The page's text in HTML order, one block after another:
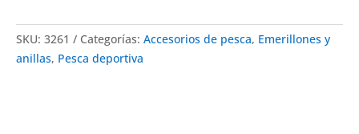
SKU: 3261 Categorías: Accesorios de pesca, Emerillones y
anillas, Pesca deportiva